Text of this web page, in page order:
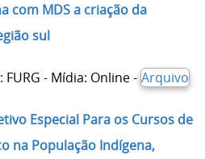
com MDS a criação da
sul
- Mídia: Online - Arquivo
Especial Para os Cursos de
na População Indígena,